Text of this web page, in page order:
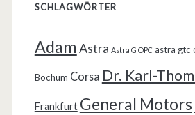
SCHLAGWÖRTER
AdamAstra Astra G OPC astra gtc
Bochum Corsa Dr. Karl-
Frankfurt General Motors